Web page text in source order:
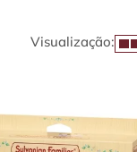
Visualização: